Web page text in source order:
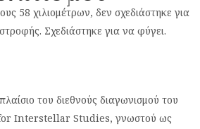
58 χιλιομέτρων, δεν σχεδιάστηκε για
Σχεδιάστηκε για να φύγει.
του διεθνούς διαγωνισμού του
Interstellar Studies, γνωστού ως